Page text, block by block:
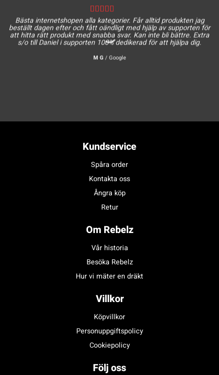
Bästa internetshopen alla kategorier. Får alltid produkten jag
beställt dagen efter och fått oändligt med hjälp av supporten för
att hitta rätt produkt med snabba svar. Kan inte bli bättre. Extra
s/o till Daniel i supporten 100% dedikerad för att hjälpa dig.
M G / Google
Kundservice
Spåra order
Kontakta oss
Ångra köp
Retur
Om Rebelz
Vår historia
Besöka Rebelz
Hur vi mäter en dräkt
Villkor
Köpvillkor
Personuppgiftspolicy
Cookiepolicy
Följ oss